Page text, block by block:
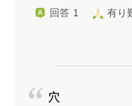
回答 1 有り
穴